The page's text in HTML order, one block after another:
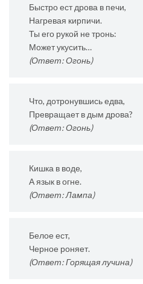
Быстро ест дрова в печи,
Нагревая кирпичи.
Ты его рукой не тронь:
Может укусить…
(Ответ: Огонь)
Что, дотронувшись едва,
Превращает в дым дрова?
(Ответ: Огонь)
Кишка в воде,
А язык в огне.
(Ответ: Лампа)
Белое ест,
Черное роняет.
(Ответ: Горящая лучина)